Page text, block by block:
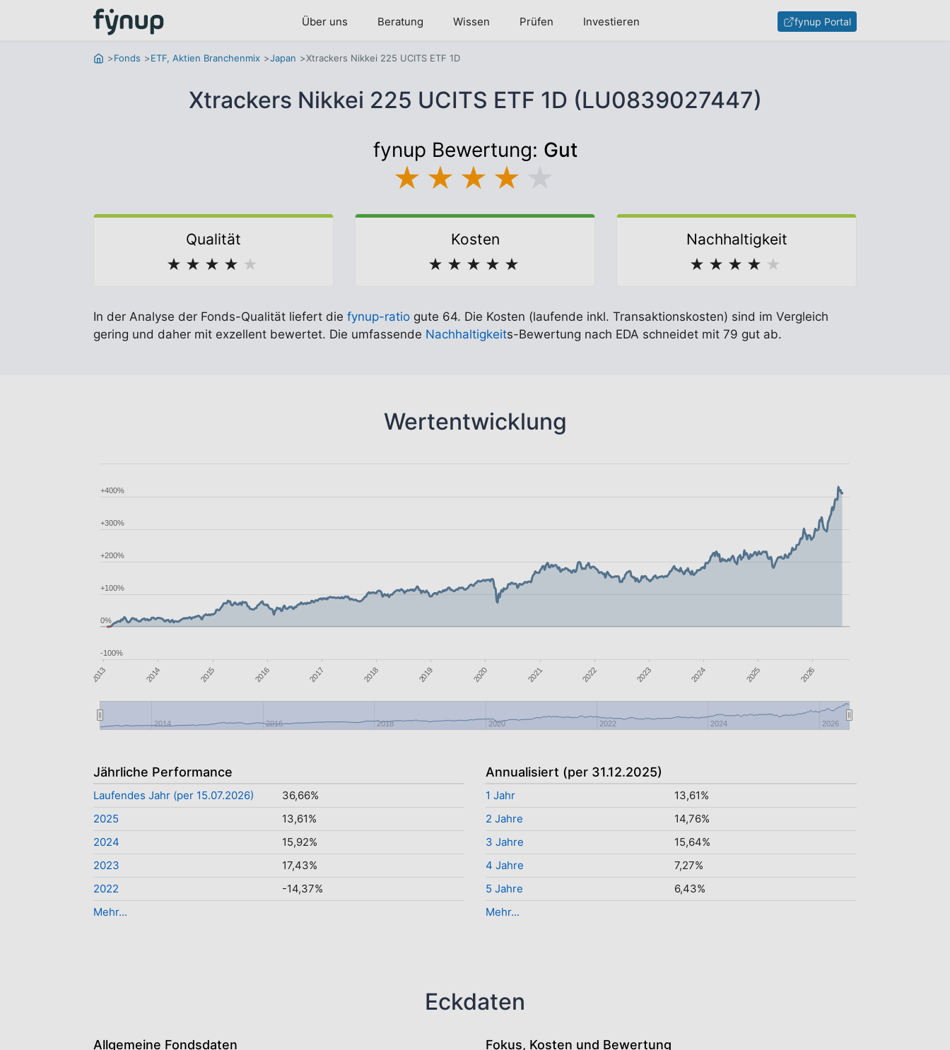
Über uns Beratung Wissen Prüfen Investieren fynup Portal
Fonds ETF, Aktien Branchenmix Japan Xtrackers Nikkei 225 UCITS ETF 1D
Xtrackers Nikkei 225 UCITS ETF 1D (LU0839027447)
fynup Bewertung: Gut
★ ★ ★ ★
Qualität
★ ★ ★ ★ ★
Kosten
★ ★ ★ ★ ★
Nachhaltigkeit
★ ★ ★ ★ ★
In der Analyse der Fonds-Qualität liefert die fynup-ratio gute 64. Die Kosten (laufende inkl. Transaktionskosten) sind im Vergleich
gering und daher mit exzellent bewertet. Die umfassende Nachhaltigkeits-Bewertung nach EDA schneidet mit 79 gut ab.
Wertentwicklung
2013 2014 2015 2016 2017 2018 2019 2020 2021 2022 2023 2024 2025 2026
2014 2016 2018 2020 2022 2024 2026
-100%
0%
+100%
+200%
+300%
+400%
Jährliche Performance
Laufendes Jahr (per 15.07.2026)
36,66%
2025
13,61%
2024
15,92%
2023
17,43%
2022
-14,37%
Mehr...
Annualisiert (per 31.12.2025)
1 Jahr
13,61%
2 Jahre
14,76%
3 Jahre
15,64%
4 Jahre
7,27%
5 Jahre
6,43%
Mehr...
Eckdaten
Allgemeine Fondsdaten Fokus, Kosten und Bewertung